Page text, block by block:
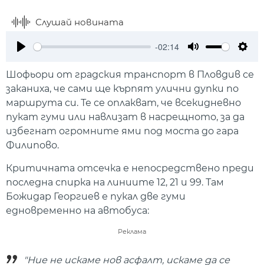
Слушай новината
-02:14
Шофьори от градския транспорт в Пловдив се
заканиха, че сами ще кърпят улични дупки по
маршрута си. Те се оплакват, че всекидневно
пукат гуми или навлизат в насрещното, за да
избегнат огромните ями под моста до гара
Филипово.
Критичната отсечка е непосредствено преди
последна спирка на линиите 12, 21 и 99. Там
Божидар Георгиев е пукал две гуми
едновременно на автобуса:
Реклама
"Ние не искаме нов асфалт, искаме да се